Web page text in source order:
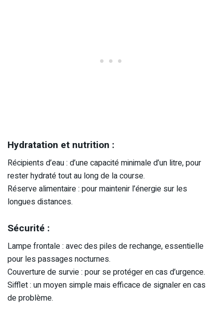
Hydratation et nutrition :
Récipients d’eau : d’une capacité minimale d’un litre, pour
rester hydraté tout au long de la course.
Réserve alimentaire : pour maintenir l’énergie sur les
longues distances.
Sécurité :
Lampe frontale : avec des piles de rechange, essentielle
pour les passages nocturnes.
Couverture de survie : pour se protéger en cas d’urgence.
Sifflet : un moyen simple mais efficace de signaler en cas
de problème.